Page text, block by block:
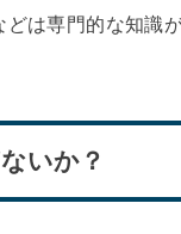
は専門的な知識
いか？